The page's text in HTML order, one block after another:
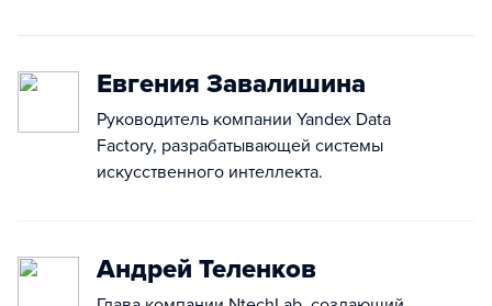
Евгения Завалишина
Руководитель компании Yandex Data
Factory, разрабатывающей системы
искусственного интеллекта.
Андрей Теленков